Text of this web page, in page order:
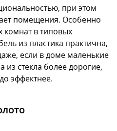
при этом
помещения. Особенно
комнат в типовых
из пластика практична,
если в доме маленькие
из стекла более дорогие,
эффектнее.